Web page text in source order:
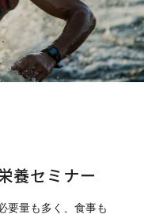
養セミナー
要量も多く、食事も